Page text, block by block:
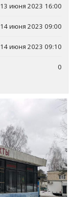
13 июня 2023 16:00
14 июня 2023 09:00
14 июня 2023 09:10
0